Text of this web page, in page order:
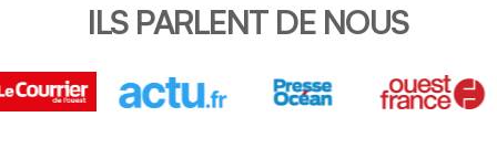
ILS PARLENT DE NOUS